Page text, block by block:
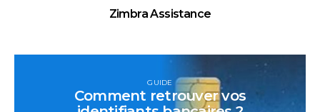
Zimbra Assistance
GUIDE
Comment retrouver vos